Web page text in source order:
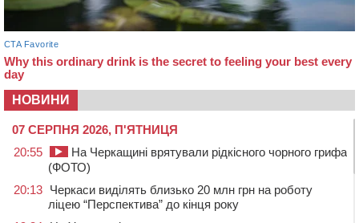
НОВИНИ
07 СЕРПНЯ 2026, П'ЯТНИЦЯ
20:55
На Черкащині врятували рідкісного чорного грифа
(ФОТО)
20:13 Черкаси виділять близько 20 млн грн на роботу
ліцею “Перспектива” до кінця року